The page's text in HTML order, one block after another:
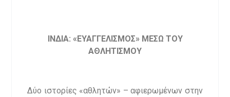
ΙΝΔΙΑ: «ΕΥΑΓΓΕΛΙΣΜΟΣ» ΜΕΣΩ ΤΟΥ
ΑΘΛΗΤΙΣΜΟΥ
Δύο ιστορίες «αθλητών» – αφιερωμένων στην